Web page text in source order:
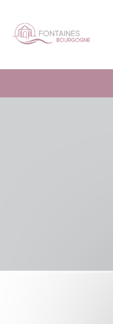
d'accès
rapide
menu
d'accès
rapide
contenu
d'accès
rapide
la
d'accès
rapide
pied